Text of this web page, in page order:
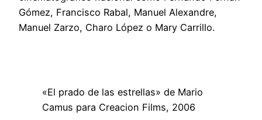
Gómez, Francisco Rabal, Manuel Alexandre,
Manuel Zarzo, Charo López o Mary Carrillo.
«El prado de las estrellas» de Mario
Camus para Creacion Films, 2006